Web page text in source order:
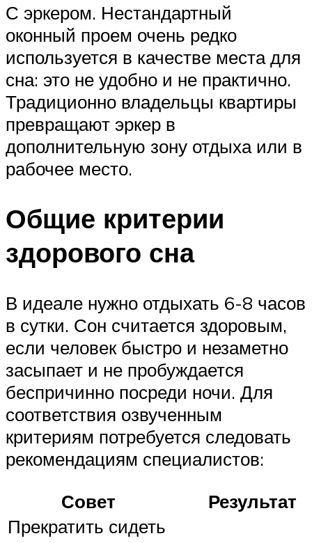
С эркером. Нестандартный
оконный проем очень редко
используется в качестве места для
сна: это не удобно и не практично.
Традиционно владельцы квартиры
превращают эркер в
дополнительную зону отдыха или в
рабочее место.
Общие критерии
здорового сна
В идеале нужно отдыхать 6-8 часов
в сутки. Сон считается здоровым,
если человек быстро и незаметно
засыпает и не пробуждается
беспричинно посреди ночи. Для
соответствия озвученным
критериям потребуется следовать
рекомендациям специалистов:
Совет
Результат
Прекратить сидеть